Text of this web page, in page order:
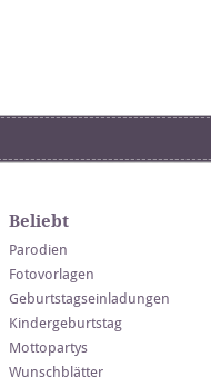
Beliebt
Parodien
Fotovorlagen
Geburtstagseinladungen
Kindergeburtstag
Mottopartys
Wunschblätter